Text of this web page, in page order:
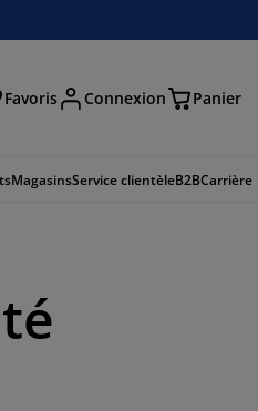
Favoris Connexion Panier
MagasinsService clientèleB2BCarrière